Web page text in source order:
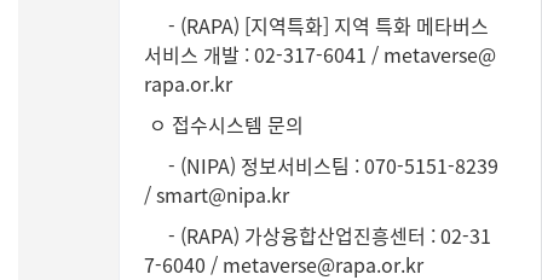
- (RAPA) [지역특화] 지역 특화 메타버스
서비스 개발 : 02-317-6041 / metaverse@
rapa.or.kr
ㅇ 접수시스템 문의
- (NIPA) 정보서비스팀 : 070-5151-8239
/ smart@nipa.kr
- (RAPA) 가상융합산업진흥센터 : 02-31
7-6040 / metaverse@rapa.or.kr